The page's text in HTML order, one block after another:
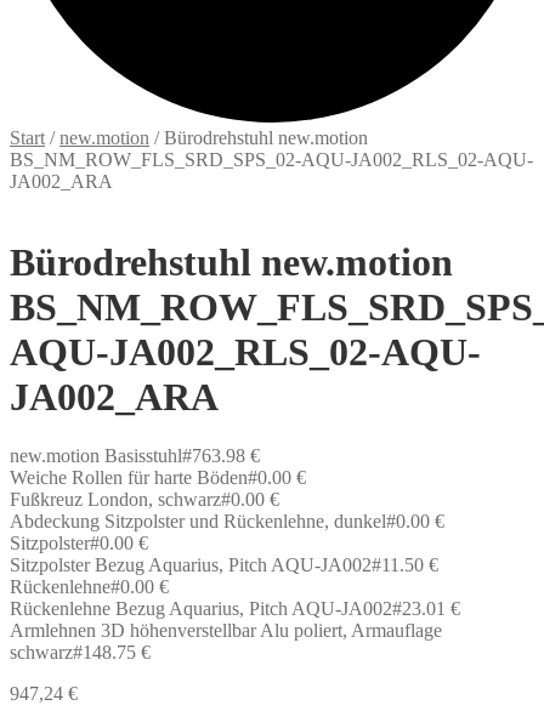
Start /new.motion /Bürodrehstuhl new.motion
BS_NM_ROW_FLS_SRD_SPS_02-AQU-JA002_RLS_02-AQU-
JA002_ARA
Bürodrehstuhl new.motion
AQU-JA002_RLS_02-AQU-
JA002_ARA
new.motion Basisstuhl#763.98 €
Weiche Rollen für harte Böden#0.00 €
Fußkreuz London, schwarz#0.00 €
Abdeckung Sitzpolster und Rückenlehne, dunkel#0.00 €
Sitzpolster#0.00 €
Sitzpolster Bezug Aquarius, Pitch AQU-JA002#11.50 €
Rückenlehne#0.00 €
Rückenlehne Bezug Aquarius, Pitch AQU-JA002#23.01 €
Armlehnen 3D höhenverstellbar Alu poliert, Armauflage
schwarz#148.75 €
947,24 €